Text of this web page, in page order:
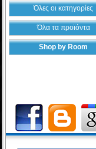
Όλες οι κατηγορίες
Όλα τα προϊόντα
Shop by Room